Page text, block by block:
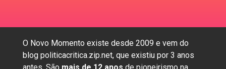
O Novo Momento existe desde 2009 e vem do
blog politicacritica.zip.net, que existiu por 3 anos